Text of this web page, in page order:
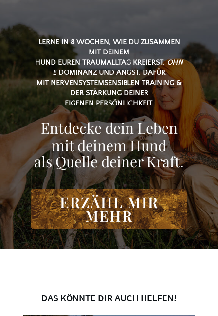
LERNE IN 8 WOCHEN, WIE DU ZUSAMMEN
MIT DEINEM
HUND EUREN TRAUMALLTAG KREIERST,OHN
EDOMINANZ UND ANGST, DAFÜR
MIT NERVENSYSTEMSENSIBLEN TRAINING&
DERSTÄRKUNG DEINER
EIGENEN PERSÖNLICHKEIT.
Entdecke dein Leben
mit deinem Hund
als Quelle deiner Kraft.
ERZÄHL MIR
MEHR
DAS KÖNNTE DIR AUCH HELFEN!